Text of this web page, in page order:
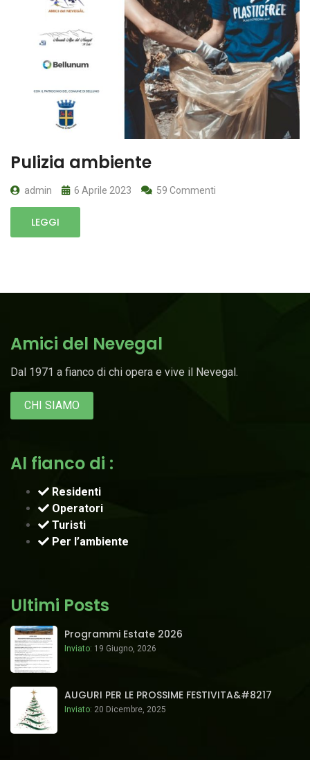
Pulizia ambiente
admin 6 Aprile 2023 59 Commenti
LEGGI
Amici del Nevegal
Dal 1971 a fianco di chi opera e vive il Nevegal.
CHI SIAMO
Al fianco di :
Residenti
Operatori
Turisti
Per l’ambiente
Ultimi Posts
Programmi Estate 2026
Inviato: 19 Giugno, 2026
AUGURI PER LE PROSSIME FESTIVITA&#8217
Inviato: 20 Dicembre, 2025